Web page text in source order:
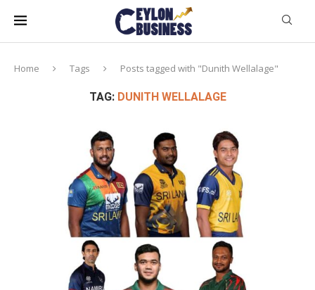
Home Tags Posts tagged with "Dunith Wellalage"
TAG: DUNITH WELLALAGE